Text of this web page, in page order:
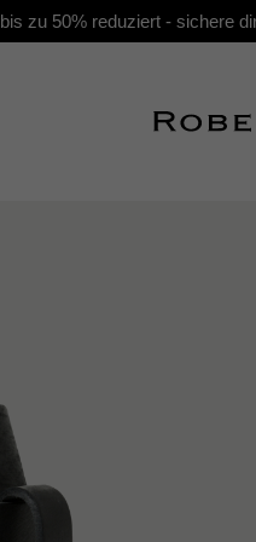
zu 50% reduziert - sichere